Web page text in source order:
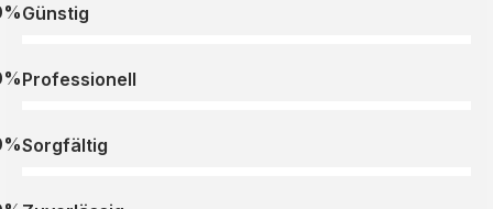
Günstig
Professionell
Sorgfältig